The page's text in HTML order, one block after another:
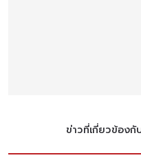
ข่าวที่เกี่ยวข้องกั